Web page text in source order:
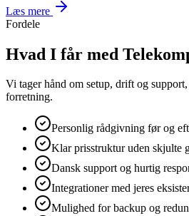
Læs mere
Fordele
Hvad I får med
Vi tager hånd om setup, drift og
forretning.
Personlig rådgivning før og
Klar prisstruktur uden skjulte
Dansk support og hurtig
Integrationer med jeres
Mulighed for backup og